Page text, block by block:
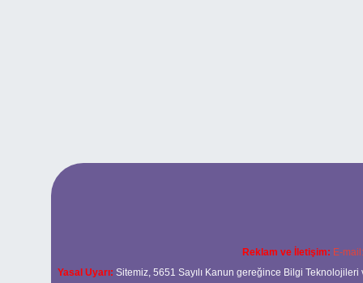
Reklam ve İletişim: E-mail:
Yasal Uyarı: Sitemiz, 5651 Sayılı Kanun gereğince Bilgi